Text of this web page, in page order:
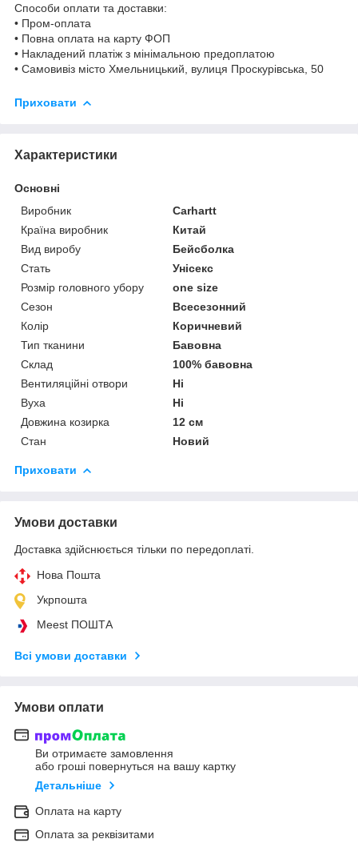
Способи оплати та доставки:
• Пром-оплата
• Повна оплата на карту ФОП
• Накладений платіж з мінімальною предоплатою
• Самовивіз місто Хмельницький, вулиця Проскурівська, 50
Приховати
Характеристики
Основні
Виробник
Carhartt
Країна виробник
Китай
Вид виробу
Бейсболка
Стать
Унісекс
Розмір головного убору
one size
Сезон
Всесезонний
Колір
Коричневий
Тип тканини
Бавовна
Склад
100% бавовна
Вентиляційні отвори
Ні
Вуха
Ні
Довжина козирка
12 см
Стан
Новий
Приховати
Умови доставки
Доставка здійснюється тільки по передоплаті.
Нова Пошта
Укрпошта
Meest ПОШТА
Всі умови доставки
Умови оплати
Ви отримаєте замовлення
або гроші повернуться на вашу картку
Детальніше
Оплата на карту
Оплата за реквізитами